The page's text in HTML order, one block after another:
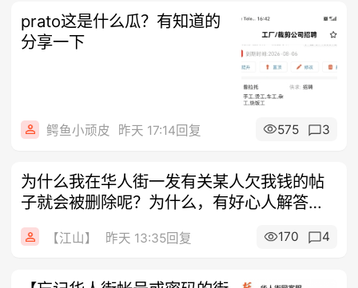
prato这是什么瓜？有知道的
分享一下
鳄鱼小顽皮 昨天 17:14回复 575 3
为什么我在华人街一发有关某人欠我钱的帖
子就会被删除呢？为什么，有好心人解答一
下疑
【江山】 昨天 13:35回复 170 4